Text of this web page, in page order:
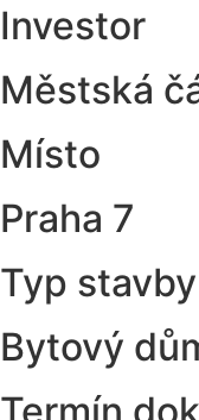
Investor
Městská
Místo
Praha 7
Typ stavby
Bytový
Termín